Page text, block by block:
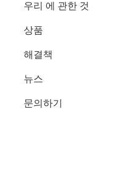
우리 에 관한 것
상품
해결책
뉴스
문의하기